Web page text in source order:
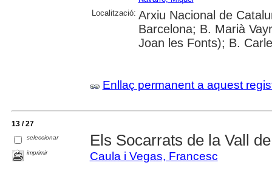
Localització: Arxiu Nacional de
Barcelona; B. Marià
Joan les Fonts); B.
Enllaç permanent a aquest
13 / 27
seleccionar
imprimir
Els Socarrats de la Vall
Caula i Vegas, Francesc